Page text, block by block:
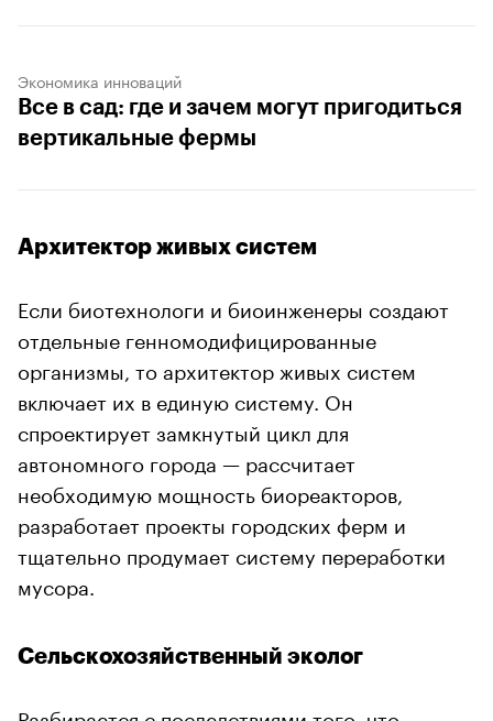
Экономика инноваций
Все в сад: где и зачем могут пригодиться
вертикальные фермы
Архитектор живых систем
Если биотехнологи и биоинженеры создают
отдельные генномодифицированные
организмы, то архитектор живых систем
включает их в единую систему. Он
спроектирует замкнутый цикл для
автономного города — рассчитает
необходимую мощность биореакторов,
разработает проекты городских ферм и
тщательно продумает систему переработки
мусора.
Сельскохозяйственный эколог